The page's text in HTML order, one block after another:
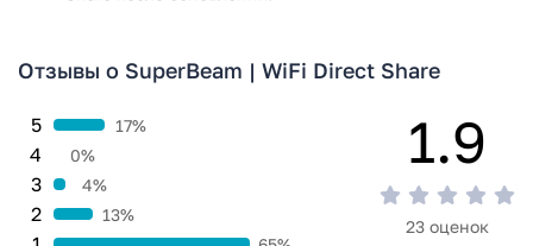
Быстрая отправка на андроид
Возможность просматривать истории отправок и
получений
Возможность изменять настройки приложения
Возможность отправлять любые файлы
Отзывы о SuperBeam | WiFi Direct Share
2 13%
3 4%
4 0%
5 17% 1.9
23 оценок